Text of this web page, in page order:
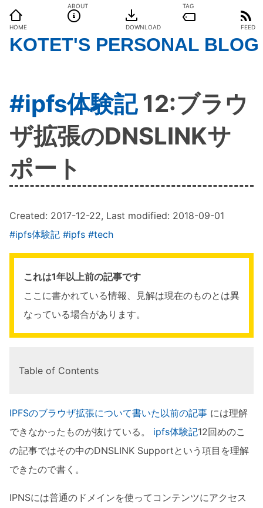
HOME
ABOUT
DOWNLOAD
TAG
FEED
KOTET'S PERSONAL BLOG
#ipfs体験記12:ブラウ
ザ拡張のDNSLINKサ
ポート
Created: 2017-12-22, Last modified: 2018-09-01
#ipfs体験記 #ipfs #tech
これは1年以上前の記事です
ここに書かれている情報、見解は現在のものとは異
なっている場合があります。
Table of Contents
IPFSのブラウザ拡張について書いた以前の記事 には理解
できなかったものが抜けている。 ipfs体験記12回めのこ
の記事ではその中のDNSLINK Supportという項目を理解
できたので書く。
IPNSには普通のドメインを使ってコンテンツにアクセス